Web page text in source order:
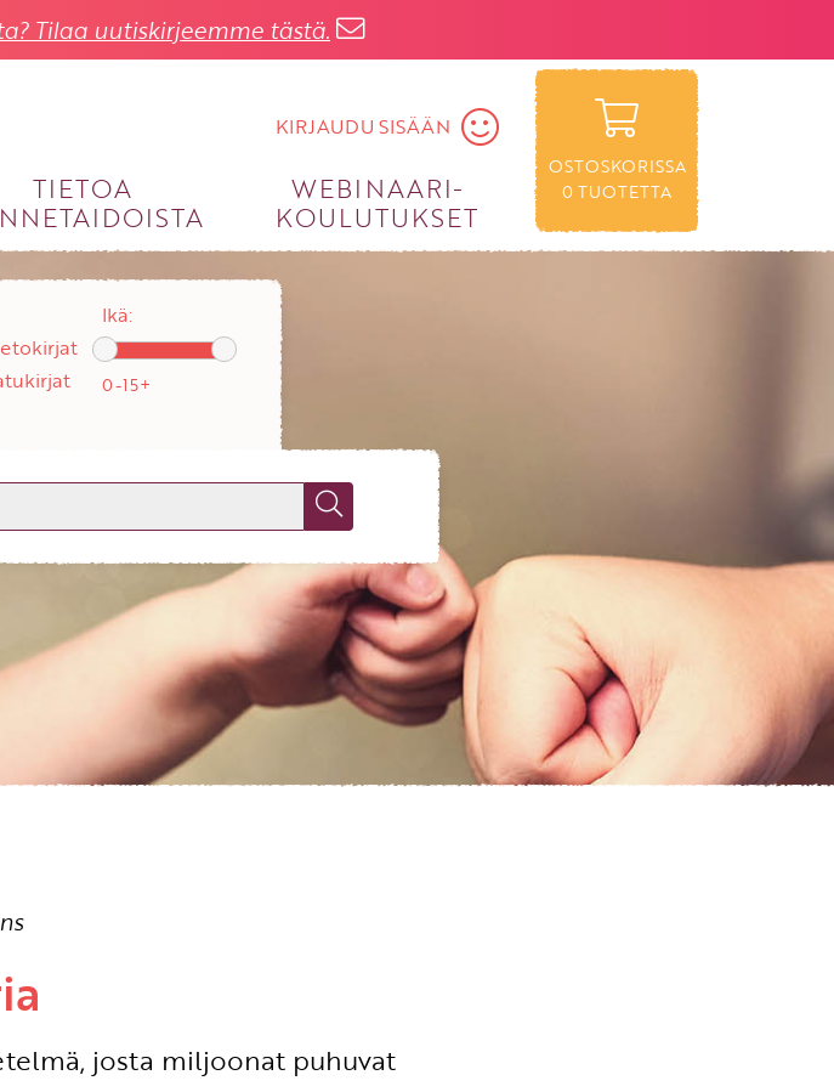
Tilaa uutiskirjeemme tästä.
KIRJAUDU SISÄÄN
TIETOA WEBINAARI­
KOULUTUKSET
OSTOSKORISSA
0TUOTETTA
KIRJAUDU SISÄÄN
Käyttäjätunnus
Salasana
Unohtuiko salasana?
KIRJAUDU SISÄÄN
Etkö ole vielä asiakkaamme?
Luo asiakastili tästä!
Ikä:
josta miljoonat puhuvat